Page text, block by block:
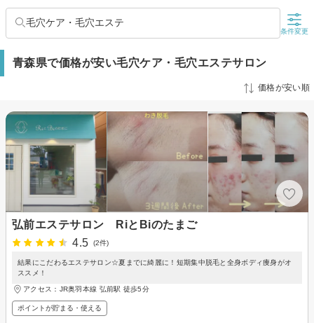
毛穴ケア・毛穴エステ
条件変更
青森県で価格が安い毛穴ケア・毛穴エステサロン
価格が安い順
弘前エステサロン RiとBiのたまご
4.5
(2件)
結果にこだわるエステサロン☆夏までに綺麗に！短期集中脱毛と全身ボディ痩身がオ
ススメ！
アクセス：JR奥羽本線 弘前駅 徒歩5分
ポイントが貯まる・使える